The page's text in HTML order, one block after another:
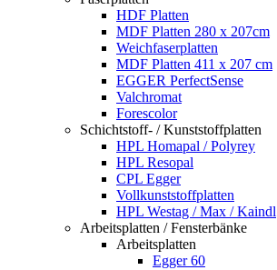
HDF Platten
MDF Platten 280 x 207cm
Weichfaserplatten
MDF Platten 411 x 207 cm
EGGER PerfectSense
Valchromat
Forescolor
Schichtstoff- / Kunststoffplatten
HPL Homapal / Polyrey
HPL Resopal
CPL Egger
Vollkunststoffplatten
HPL Westag / Max / Kaindl
Arbeitsplatten / Fensterbänke
Arbeitsplatten
Egger 60